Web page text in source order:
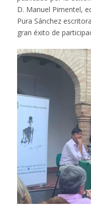
D. Manuel Pimentel,
Pura Sánchez
gran éxito de